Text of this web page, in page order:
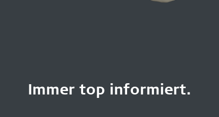
Immer top informiert.